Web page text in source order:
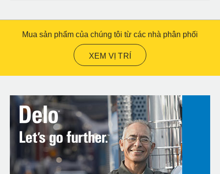
Mua sản phẩm của chúng tôi từ các nhà phân phối
XEM VỊ TRÍ